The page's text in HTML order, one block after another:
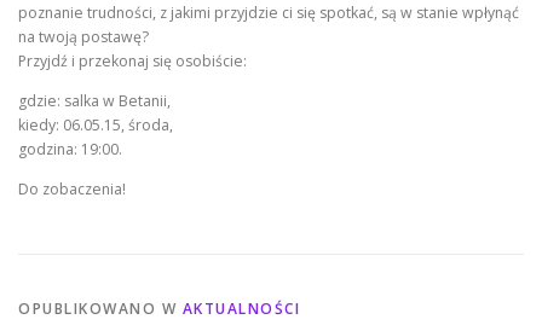
poznanie trudności, z jakimi przyjdzie ci się spotkać, są w stanie wpłynąć
na twoją postawę?
Przyjdź i przekonaj się osobiście:
gdzie: salka w Betanii,
kiedy: 06.05.15, środa,
godzina: 19:00.
Do zobaczenia!
OPUBLIKOWANO W AKTUALNOŚCI